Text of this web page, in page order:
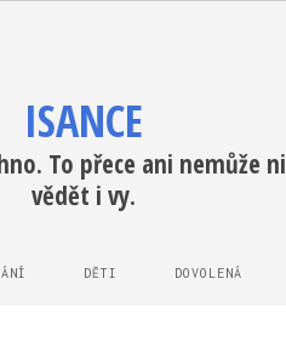
ISANCE
To přece ani nemůže
vědět i vy.
DĚTI DOVOLENÁ